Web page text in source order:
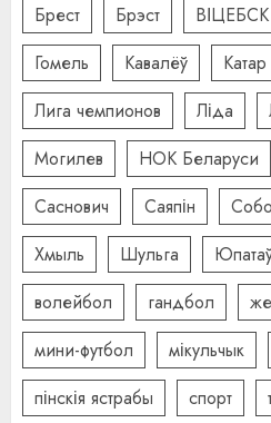
Брест
Брэст ВІЦЕБСК
Гомель
Кавалёў Катар
Лига чемпионов
Ліда
Могилев
НОК Беларуси
Саснович
Саяпін
Хмыль
Шульга
волейбол
гандбол
мини-футбол
мікульчык
пінскія ястрабы
спорт